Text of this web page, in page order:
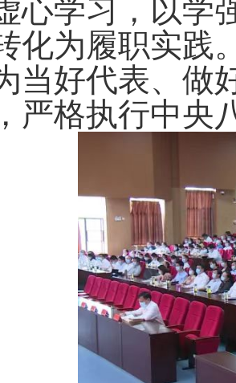
心学习，以学
化为履职实践
当好代表、做
严格执行中央